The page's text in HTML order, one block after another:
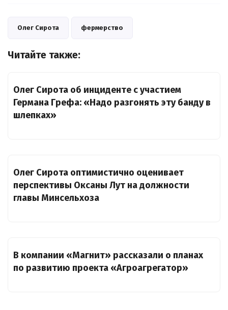
Олег Сирота фермерство
Читайте также:
Олег Сирота об инциденте с участием
Германа Грефа: «Надо разгонять эту банду в
шлепках»
Олег Сирота оптимистично оценивает
перспективы Оксаны Лут на должности
главы Минсельхоза
В компании «Магнит» рассказали о планах
по развитию проекта «Агроагрегатор»